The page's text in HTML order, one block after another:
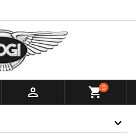
 shopping_cart0